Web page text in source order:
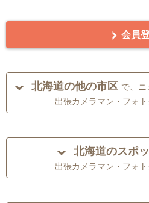
会員
北海道の他の市区 で、ニ
出張カメラマン・フォ
北海道のスポ
出張カメラマン・フォ